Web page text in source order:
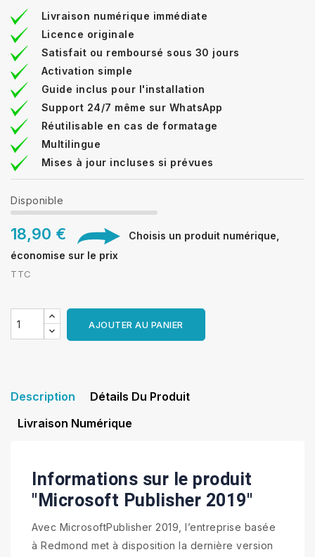
Livraison numérique immédiate
Licence originale
Satisfait ou remboursé sous 30 jours
Activation simple
Guide inclus pour l'installation
Support 24/7 même sur WhatsApp
Réutilisable en cas de formatage
Multilingue
Mises à jour incluses si prévues
Disponible
18,90 €
Choisis un produit numérique,
économise sur le prix
TTC
AJOUTER AU PANIER
Description
Détails Du Produit
Livraison Numérique
Informations sur le produit
"Microsoft Publisher 2019"
Avec MicrosoftPublisher 2019, l’entreprise basée
à Redmond met à disposition la dernière version